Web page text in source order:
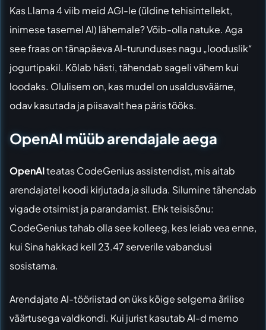
Kas Llama 4 viib meid AGI-le (üldine tehisintellekt,
inimese tasemel AI) lähemale? Võib-olla natuke. Aga
see fraas on tänapäeva AI-turunduses nagu „looduslik“
jogurtipakil. Kõlab hästi, tähendab sageli vähem kui
loodaks. Olulisem on, kas mudel on usaldusväärne,
odav kasutada ja piisavalt hea päris tööks.
OpenAI müüb arendajale aega
OpenAIteatas CodeGenius assistendist, mis aitab
arendajatel koodi kirjutada ja siluda. Silumine tähendab
vigade otsimist ja parandamist. Ehk teisisõnu:
CodeGenius tahab olla see kolleeg, kes leiab vea enne,
kui Sina hakkad kell 23.47 serverile vabandusi
sosistama.
Arendajate AI-tööriistad on üks kõige selgema ärilise
väärtusega valdkondi. Kui jurist kasutab AI-d memo